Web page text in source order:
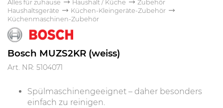
Alles für zuhause Haushalt / Küche
Zubehör
Haushaltsgeräte
Küchen-Kleingeräte-Zubehör
Küchenmaschinen-Zubehör
Bosch MUZS2KR (weiss)
Art. NR: 5104071
Spülmaschinengeeignet – daher besonders
einfach zu reinigen.